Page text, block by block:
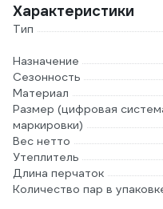
Характеристики
Тип
Назначение
Сезонность
Материал
Размер (цифровая
маркировки)
Вес нетто
Утеплитель
Длина перчаток
Количество пар в